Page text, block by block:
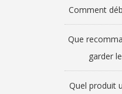
Comment
Que
garder
Quel produit